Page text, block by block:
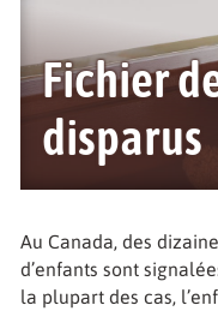
Fichier
disparus
Au Canada, des
d’enfants sont
la plupart des cas,